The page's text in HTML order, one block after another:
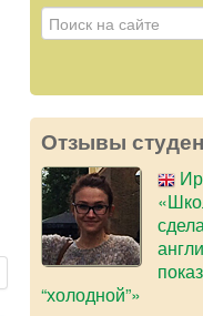
Отзывы
“холодной”»